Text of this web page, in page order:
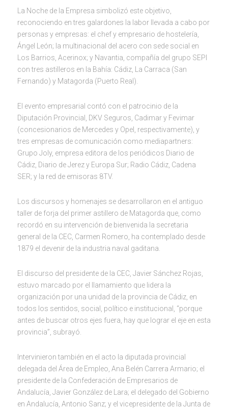
La Noche de la Empresa simbolizó este objetivo,
reconociendo en tres galardones la labor llevada a cabo por
personas y empresas: el chef y empresario de hostelería,
Ángel León; la multinacional del acero con sede social en
Los Barrios, Acerinox; y Navantia, compañía del grupo SEPI
con tres astilleros en la Bahía: Cádiz, La Carraca (San
Fernando) y Matagorda (Puerto Real).
El evento empresarial contó con el patrocinio de la
Diputación Provincial, DKV Seguros, Cadimar y Fevimar
(concesionarios de Mercedes y Opel, respectivamente), y
tres empresas de comunicación como mediapartners:
Grupo Joly, empresa editora de los periódicos Diario de
Cádiz, Diario de Jerez y Europa Sur; Radio Cádiz, Cadena
SER; y la red de emisoras 8TV.
Los discursos y homenajes se desarrollaron en el antiguo
taller de forja del primer astillero de Matagorda que, como
recordó en su intervención de bienvenida la secretaria
general de la CEC, Carmen Romero, ha contemplado desde
1879 el devenir de la industria naval gaditana.
El discurso del presidente de la CEC, Javier Sánchez Rojas,
estuvo marcado por el llamamiento que lidera la
organización por una unidad de la provincia de Cádiz, en
todos los sentidos, social, político e institucional, “porque
antes de buscar otros ejes fuera, hay que lograr el eje en esta
provincia”, subrayó.
Intervinieron también en el acto la diputada provincial
delegada del Área de Empleo, Ana Belén Carrera Armario; el
presidente de la Confederación de Empresarios de
Andalucía, Javier González de Lara; el delegado del Gobierno
en Andalucía, Antonio Sanz; y el vicepresidente de la Junta de